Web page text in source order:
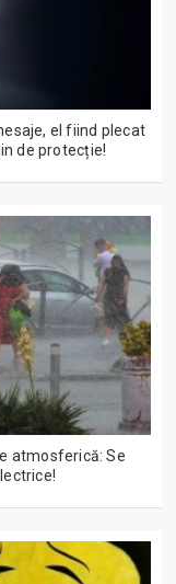
el fiind plecat
de protecție!
atmosferică: Se